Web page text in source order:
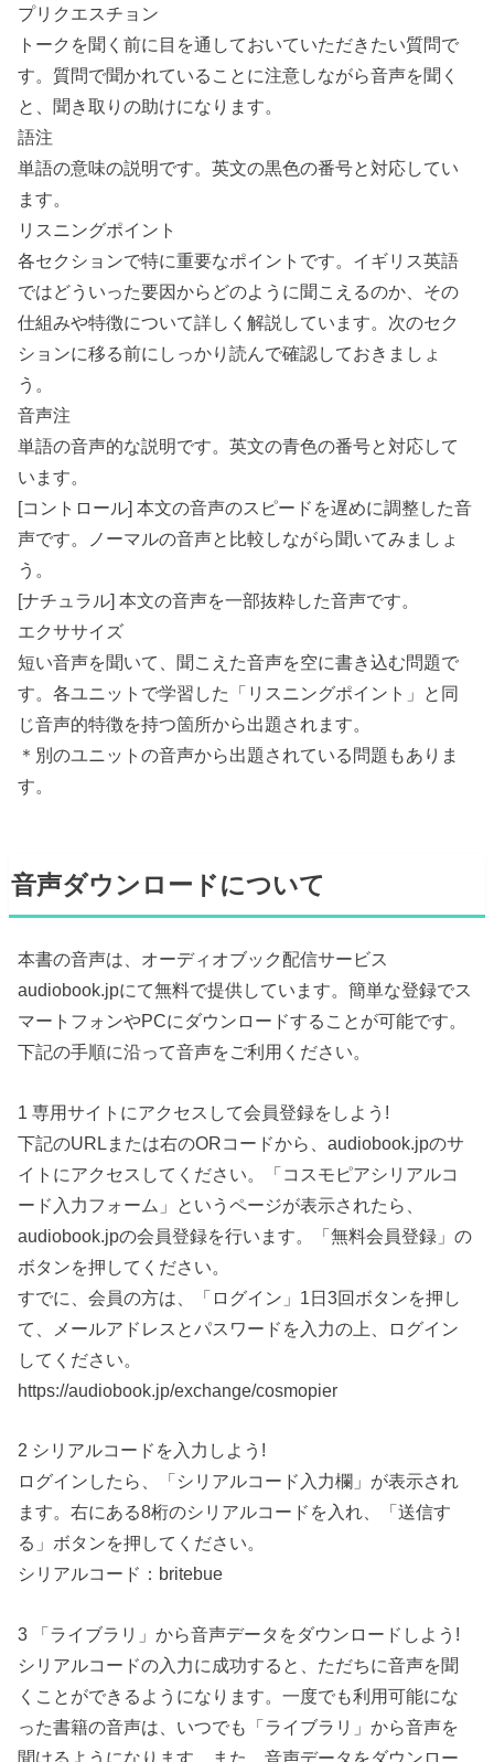
プリクエスチョン
トークを聞く前に目を通しておいていただきたい質問で
す。質問で聞かれていることに注意しながら音声を聞く
と、聞き取りの助けになります。
語注
単語の意味の説明です。英文の黒色の番号と対応してい
ます。
リスニングポイント
各セクションで特に重要なポイントです。イギリス英語
ではどういった要因からどのように聞こえるのか、その
仕組みや特徴について詳しく解説しています。次のセク
ションに移る前にしっかり読んで確認しておきましょ
う。
音声注
単語の音声的な説明です。英文の青色の番号と対応して
います。
[コントロール] 本文の音声のスピードを遅めに調整した音
声です。ノーマルの音声と比較しながら聞いてみましょ
う。
[ナチュラル] 本文の音声を一部抜粋した音声です。
エクササイズ
短い音声を聞いて、聞こえた音声を空に書き込む問題で
す。各ユニットで学習した「リスニングポイント」と同
じ音声的特徴を持つ箇所から出題されます。
＊別のユニットの音声から出題されている問題もありま
す。
音声ダウンロードについて
本書の音声は、オーディオブック配信サービス
audiobook.jpにて無料で提供しています。簡単な登録でス
マートフォンやPCにダウンロードすることが可能です。
下記の手順に沿って音声をご利用ください。
1 専用サイトにアクセスして会員登録をしよう!
下記のURLまたは右のORコードから、audiobook.jpのサ
イトにアクセスしてください。「コスモピアシリアルコ
ード入力フォーム」というページが表示されたら、
audiobook.jpの会員登録を行います。「無料会員登録」の
ボタンを押してください。
すでに、会員の方は、「ログイン」1日3回ボタンを押し
て、メールアドレスとパスワードを入力の上、ログイン
してください。
https://audiobook.jp/exchange/cosmopier
2 シリアルコードを入力しよう!
ログインしたら、「シリアルコード入力欄」が表示され
ます。右にある8桁のシリアルコードを入れ、「送信す
る」ボタンを押してください。
シリアルコード：britebue
3 「ライブラリ」から音声データをダウンロードしよう!
シリアルコードの入力に成功すると、ただちに音声を聞
くことができるようになります。一度でも利用可能にな
った書籍の音声は、いつでも「ライブラリ」から音声を
聞けるようになります。また、音声データをダウンロー